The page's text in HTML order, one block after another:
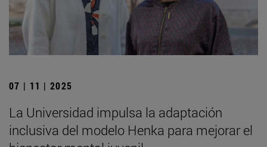
07 | 11 | 2025
La Universidad impulsa la adaptación
inclusiva del modelo Henka para mejorar el